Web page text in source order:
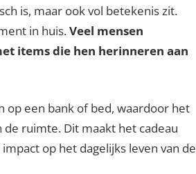
is, maar ook vol betekenis zit.
in huis.Veel mensen
items die hen herinneren aan
op een bank of bed, waardoor het
ruimte. Dit maakt het cadeau
op het dagelijks leven van de